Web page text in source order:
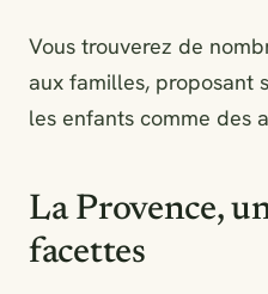
Vous trouverez de
aux familles, proposant
les enfants comme des
La Provence,
facettes